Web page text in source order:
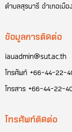
ตำบลสุรนารี อำเภอเมื
ข้อมูลการติดต่อ
iauadmin@sut.ac.th
โทรศัพท์ +66-44-22-
โทรสาร +66-44-22-
โทรศัพท์ติดต่อ